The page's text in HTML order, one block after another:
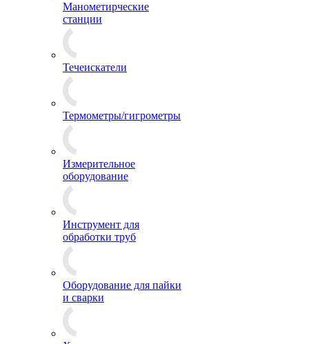
Манометирческие
станции
Течеискатели
Термометры/гигрометры
Измерительное
оборудование
Инструмент для
обработки труб
Оборудование для пайки
и сварки